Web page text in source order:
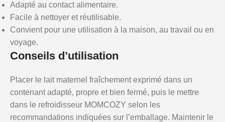
Adapté au contact alimentaire.
Facile à nettoyer et réutilisable.
Convient pour une utilisation à la maison, au travail ou en
voyage.
Conseils d’utilisation
Placer le lait maternel fraîchement exprimé dans un
contenant adapté, propre et bien fermé, puis le mettre
dans le refroidisseur MOMCOZY selon les
recommandations indiquées sur l’emballage. Maintenir le